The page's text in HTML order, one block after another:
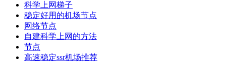
科学上网梯子
稳定好用的机场节点
网络节点
自建科学上网的方法
节点
高速稳定ssr机场推荐